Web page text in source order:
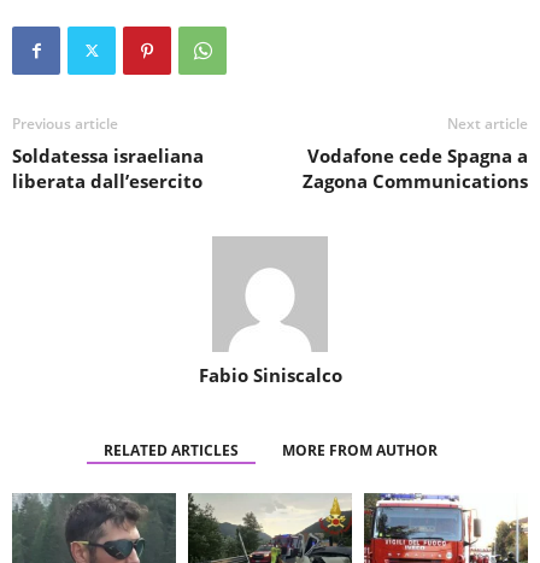
Previous article
Soldatessa israeliana
liberata dall’esercito
Next article
Vodafone cede Spagna a
Zagona Communications
Fabio Siniscalco
RELATED ARTICLES MORE FROM AUTHOR